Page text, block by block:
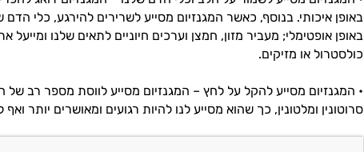
באופן איכותי. בנוסף, כאשר המגנזיום מסייע לשרירים להירגע, כלי
באופן אופטימלי; מעביר מזון, חמצן וערכים חיוניים לתאים שלנו
כולסטרול או מזיקים.
• המגנזיום מסייע להקל על לחץ – המגנזיום מסייע לווסת מספר רב של
סרוטונין ומלטונין, כך שהוא מסייע לנו להיות רגועים ומאושרים יותר